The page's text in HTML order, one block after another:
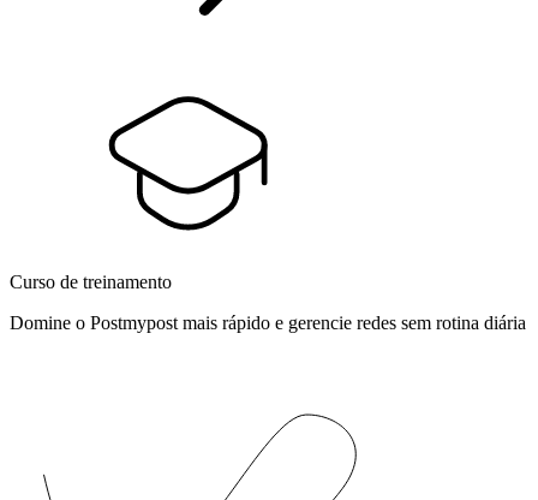
Curso de treinamento
Domine o Postmypost mais rápido e gerencie redes sem rotina diária